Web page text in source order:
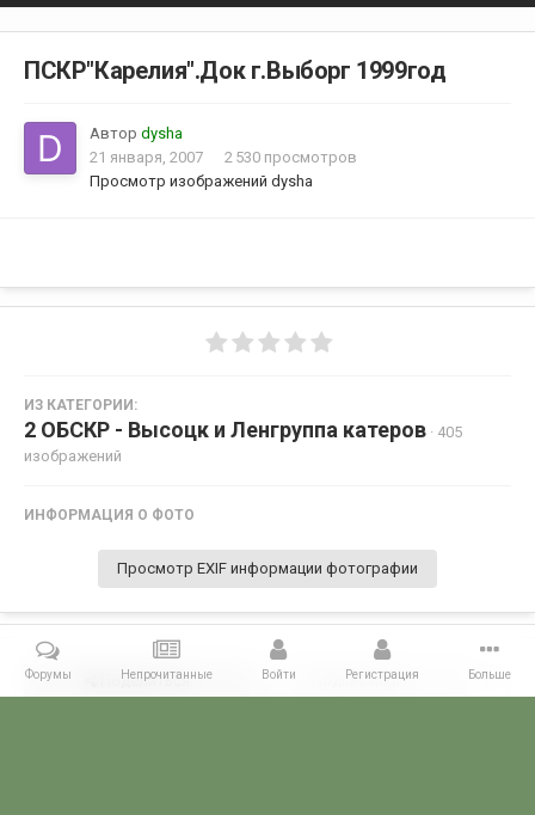
ПСКР"Карелия".Док г.Выборг 1999год
Автор dysha
21 января, 2007
2 530 просмотров
Просмотр изображений dysha
ИЗ КАТЕГОРИИ:
2 ОБСКР - Высоцк и Ленгруппа катеров · 405
изображений
ИНФОРМАЦИЯ О ФОТО
Просмотр EXIF информации фотографии
Поделиться Подписчики 0
Форумы Непрочитанные Войти Регистрация Больше